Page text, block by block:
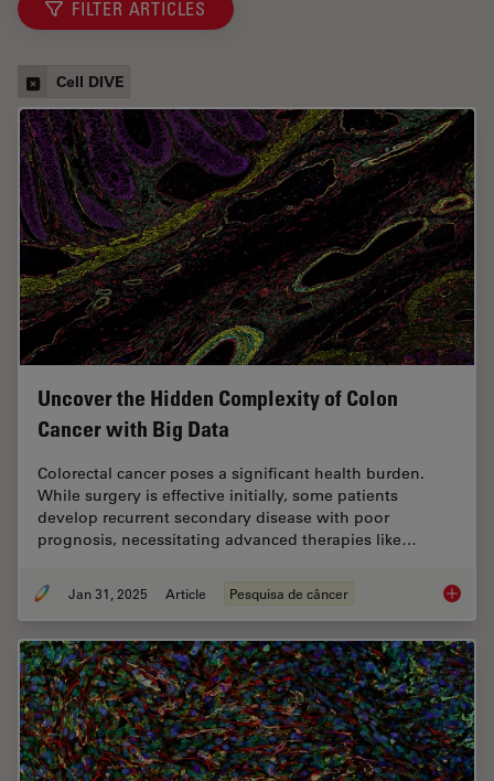
FILTER ARTICLES
Cell DIVE
Uncover the Hidden Complexity of Colon
Cancer with Big Data
Colorectal cancer poses a significant health burden.
While surgery is effective initially, some patients
develop recurrent secondary disease with poor
prognosis, necessitating advanced therapies like…
Jan 31, 2025 Article Pesquisa de câncer